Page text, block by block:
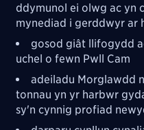
ddymunol ei olwg ac yn
mynediad i gerddwyr ar
gosod giât llifogydd
uchel o fewn Pwll Cam
adeiladu Morglawdd
tonnau yn yr harbwr
sy'n cynnig profiad